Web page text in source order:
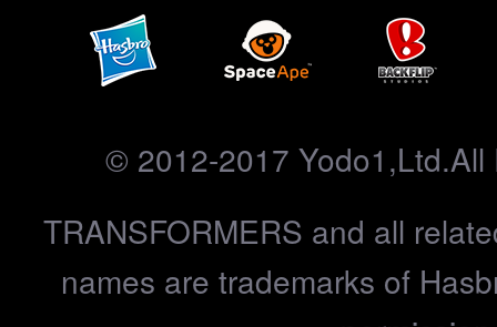
© 2012-2017 Yodo1,Ltd.All
TRANSFORMERS and all
names are trademarks of